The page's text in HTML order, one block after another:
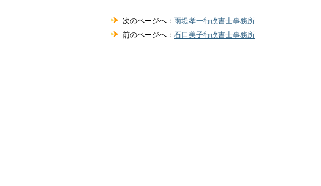
次のページへ： 雨堤孝一行政書士事務所
前のページへ： 石口美子行政書士事務所